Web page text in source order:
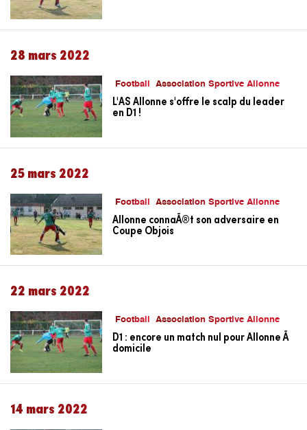
28 mars 2022
Football Association Sportive Allonne
L'AS Allonne s'offre le scalp du leader
en D1 !
25 mars 2022
Football Association Sportive Allonne
Allonne connaÃ®t son adversaire en
Coupe Objois
22 mars 2022
Football Association Sportive Allonne
D1 : encore un match nul pour Allonne Ã
domicile
14 mars 2022